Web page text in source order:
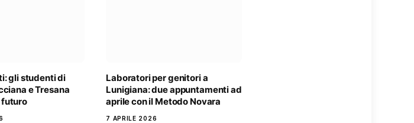
gli studenti di
e Tresana
futuro
Laboratori per genitori a
Lunigiana: due appuntamenti ad
aprile con il Metodo Novara
7 APRILE 2026